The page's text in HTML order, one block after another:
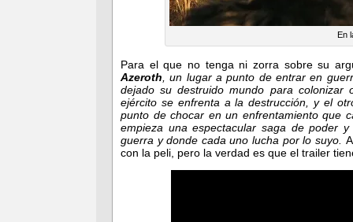
En
Para el que no tenga ni zorra sobre su
Azeroth , un lugar a punto de entrar en
dejado su destruido mundo para
ejército se enfrenta a la destrucción, y el
punto de chocar en un enfrentamiento que
empieza una espectacular saga de poder
guerra y donde cada uno lucha por lo suyo.
con la peli, pero la verdad es que el trailer